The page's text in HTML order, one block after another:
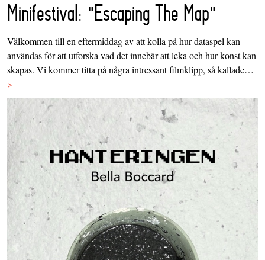
Minifestival: "Escaping The Map"
Välkommen till en eftermiddag av att kolla på hur dataspel kan
användas för att utforska vad det innebär att leka och hur konst kan
skapas. Vi kommer titta på några intressant filmklipp, så kallade…
>